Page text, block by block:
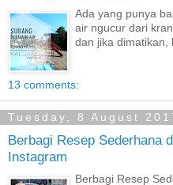
Ada yang punya
air ngucur dari
dan jika dimatikan,
13 comments:
Tuesday, 8 August
Berbagi Resep Sederhana
Instagram
Berbagi Resep